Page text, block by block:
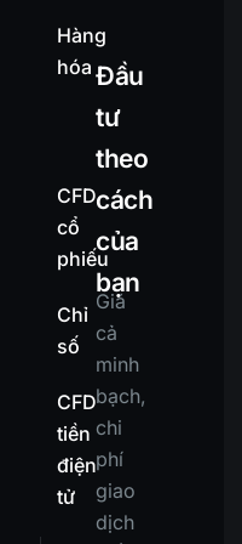
Đầu
tư
theo
cách
của
bạn
Giá
cả
minh
bạch,
chi
phí
giao
dịch
Hàng
hóa
CFD
cổ
phiếu
Chỉ
số
CFD
tiền
điện
tử